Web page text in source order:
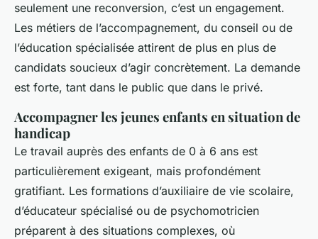
seulement une reconversion, c’est un engagement.
Les métiers de l’accompagnement, du conseil ou de
l’éducation spécialisée attirent de plus en plus de
candidats soucieux d’agir concrètement. La demande
est forte, tant dans le public que dans le privé.
Accompagner les jeunes enfants en situation de
handicap
Le travail auprès des enfants de 0 à 6 ans est
particulièrement exigeant, mais profondément
gratifiant. Les formations d’auxiliaire de vie scolaire,
d’éducateur spécialisé ou de psychomotricien
préparent à des situations complexes, où